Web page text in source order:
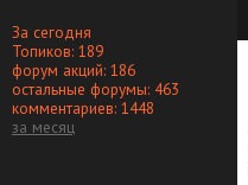
За сегодня
Топиков: 189
форум акций: 186
остальные форумы: 463
комментариев: 1448
за месяц